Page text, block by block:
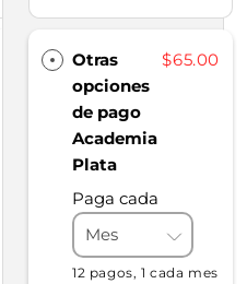
Otras
opciones
de pago
Academia
Plata
$65.00
Paga cada
12 pagos, 1 cada mes